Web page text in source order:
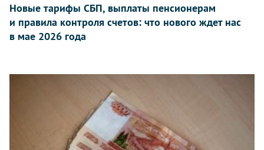
Новые тарифы СБП, выплаты пенсионерам
и правила контроля счетов: что нового ждет нас
в мае 2026 года